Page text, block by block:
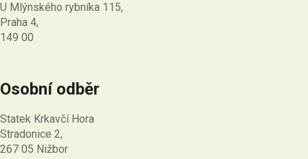
U Mlýnského rybníka 115,
Praha 4,
149 00
Osobní odběr
Statek Krkavčí Hora
Stradonice 2,
267 05 Nižbor